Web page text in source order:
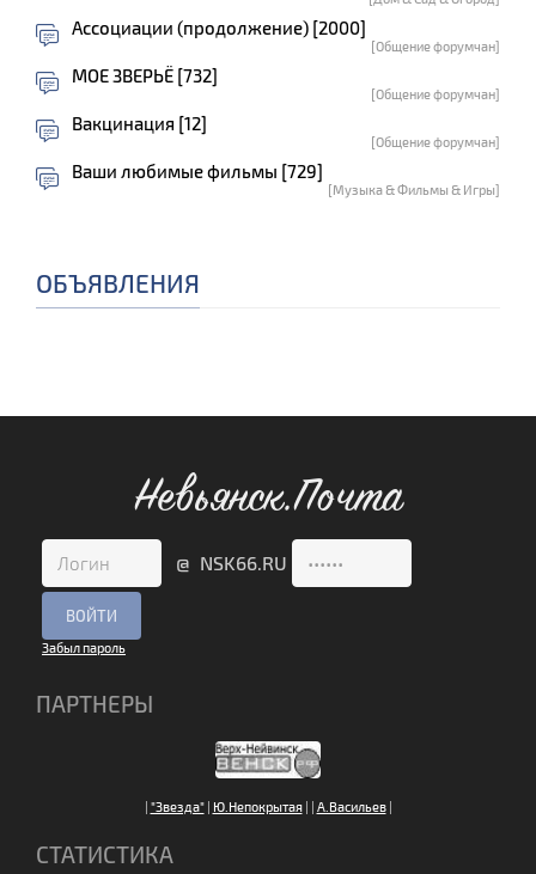
Ассоциации (продолжение) [2000]
[Общение форумчан]
МОЕ ЗВЕРЬЁ [732]
[Общение форумчан]
Вакцинация [12]
[Общение форумчан]
Ваши любимые фильмы [729]
[Музыка & Фильмы & Игры]
ОБЪЯВЛЕНИЯ
Невьянск.Почта
@ NSK66.RU
Забыл пароль
ПАРТНЕРЫ
| "Звезда"| Ю.Непокрытая| | А.Васильев|
СТАТИСТИКА